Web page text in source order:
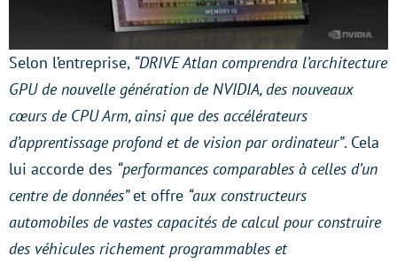
Selon l’entreprise, “DRIVE Atlan comprendra l’architecture
GPU de nouvelle génération de NVIDIA, des nouveaux
cœurs de CPU Arm, ainsi que des accélérateurs
d’apprentissage profond et de vision par ordinateur”. Cela
lui accorde des “performances comparables à celles d’un
centre de données”et offre “aux constructeurs
automobiles de vastes capacités de calcul pour construire
des véhicules richement programmables et